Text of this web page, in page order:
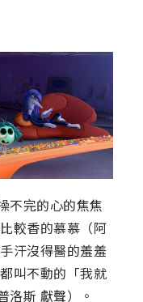
不完的心的焦焦
較香的慕慕（阿
汗沒得醫的羞羞
叫不動的「我就
斯 獻聲）。